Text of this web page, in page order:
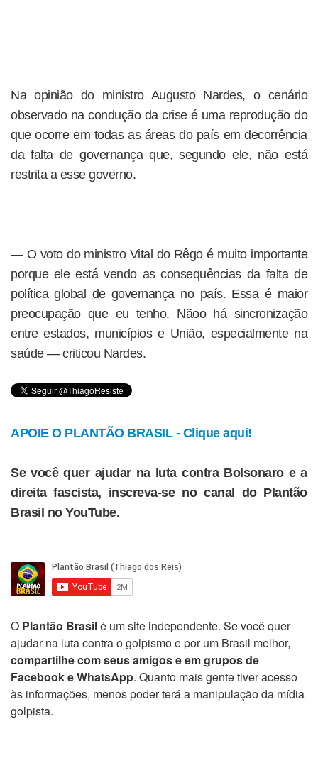
Na opinião do ministro Augusto Nardes, o cenário
observado na condução da crise é uma reprodução do
que ocorre em todas as áreas do país em decorrência
da falta de governança que, segundo ele, não está
restrita a esse governo.
— O voto do ministro Vital do Rêgo é muito importante
porque ele está vendo as consequências da falta de
política global de governança no país. Essa é maior
preocupação que eu tenho. Nãoo há sincronização
entre estados, municípios e União, especialmente na
saúde — criticou Nardes.
APOIE O PLANTÃO BRASIL - Clique aqui!
Se você quer ajudar na luta contra Bolsonaro e a
direita fascista, inscreva-se no canal do Plantão
Brasil no YouTube.
O Plantão Brasilé um site independente. Se você quer
ajudar na luta contra o golpismo e por um Brasil melhor,
compartilhe com seus amigos e em grupos de
Facebook e WhatsApp. Quanto mais gente tiver acesso
às informações, menos poder terá a manipulação da mídia
golpista.